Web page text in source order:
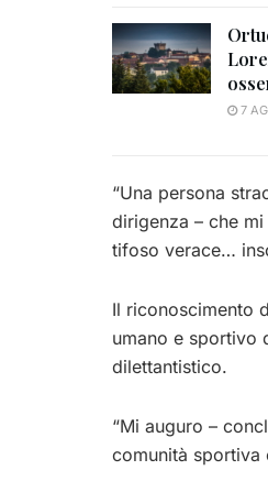
7
“Una persona
dirigenza – che
tifoso verace…
Il riconoscimento
umano e sportivo
dilettantistico.
“Mi auguro –
comunità sportiva